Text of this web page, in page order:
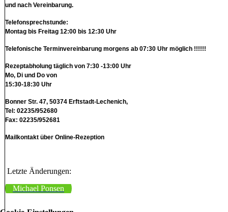
und nach Vereinbarung.
Telefonsprechstunde:
Montag bis Freitag 12:00 bis 12:30 Uhr
Telefonische Terminvereinbarung morgens ab 07:30 Uhr möglich !!!!!!
Rezeptabholung täglich von 7:30 -13:00 Uhr
Mo, Di und Do von
15:30-18:30 Uhr
Bonner Str. 47, 50374 Erftstadt-Lechenich,
Tel: 02235/952680
Fax: 02235/952681
Mailkontakt über Online-Rezeption
Letzte Änderungen:
Michael Ponsen